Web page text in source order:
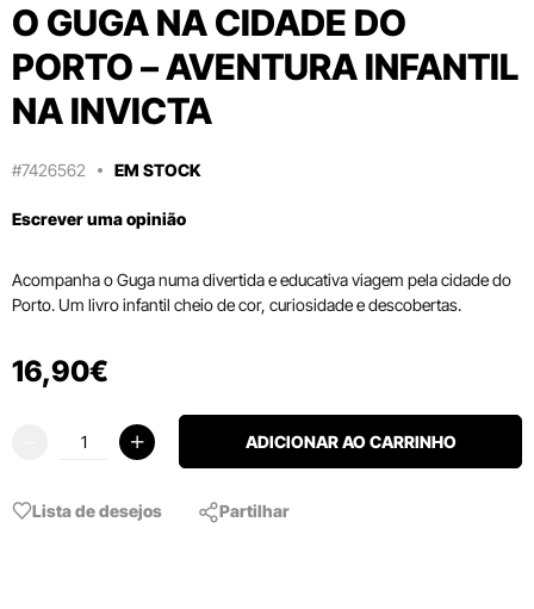
O GUGA NA CIDADE DO
PORTO – AVENTURA INFANTIL
NA INVICTA
#7426562 EM STOCK
Escrever uma opinião
Acompanha o Guga numa divertida e educativa viagem pela cidade do
Porto. Um livro infantil cheio de cor, curiosidade e descobertas.
16,90€
ADICIONAR AO CARRINHO
Lista de desejos Partilhar